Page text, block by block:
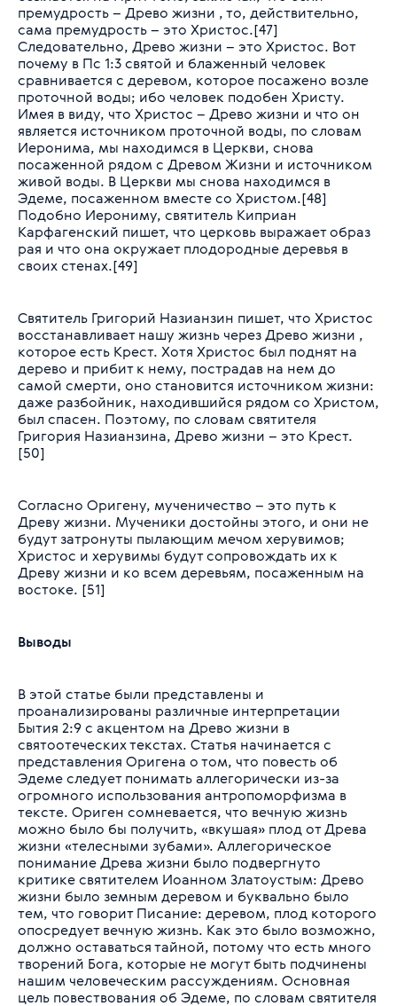
премудрость – Древо жизни , то, действительно,
сама премудрость – это Христос.[47]
Следовательно, Древо жизни – это Христос. Вот
почему в Пс 1:3 святой и блаженный человек
сравнивается с деревом, которое посажено возле
проточной воды; ибо человек подобен Христу.
Имея в виду, что Христос – Древо жизни и что он
является источником проточной воды, по словам
Иеронима, мы находимся в Церкви, снова
посаженной рядом с Древом Жизни и источником
живой воды. В Церкви мы снова находимся в
Эдеме, посаженном вместе со Христом.[48]
Подобно Иерониму, святитель Киприан
Карфагенский пишет, что церковь выражает образ
рая и что она окружает плодородные деревья в
своих стенах.[49]
Святитель Григорий Назианзин пишет, что Христос
восстанавливает нашу жизнь через Древо жизни ,
которое есть Крест. Хотя Христос был поднят на
дерево и прибит к нему, пострадав на нем до
самой смерти, оно становится источником жизни:
даже разбойник, находившийся рядом со Христом,
был спасен. Поэтому, по словам святителя
Григория Назианзина, Древо жизни – это Крест.
[50]
Согласно Оригену, мученичество – это путь к
Древу жизни. Мученики достойны этого, и они не
будут затронуты пылающим мечом херувимов;
Христос и херувимы будут сопровождать их к
Древу жизни и ко всем деревьям, посаженным на
востоке. [51]
Выводы
В этой статье были представлены и
проанализированы различные интерпретации
Бытия 2:9 с акцентом на Древо жизни в
святоотеческих текстах. Статья начинается с
представления Оригена о том, что повесть об
Эдеме следует понимать аллегорически из-за
огромного использования антропоморфизма в
тексте. Ориген сомневается, что вечную жизнь
можно было бы получить, «вкушая» плод от Древа
жизни «телесными зубами». Аллегорическое
понимание Древа жизни было подвергнуто
критике святителем Иоанном Златоустым: Древо
жизни было земным деревом и буквально было
тем, что говорит Писание: деревом, плод которого
опосредует вечную жизнь. Как это было возможно,
должно оставаться тайной, потому что есть много
творений Бога, которые не могут быть подчинены
нашим человеческим рассуждениям. Основная
цель повествования об Эдеме, по словам святителя